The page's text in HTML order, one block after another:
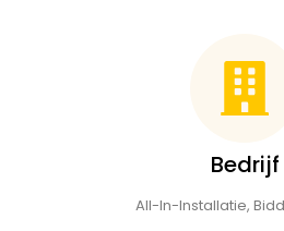
Bedrijf
All-In-Installatie,